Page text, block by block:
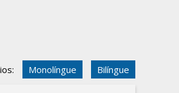
Monolíngue Bilíngue